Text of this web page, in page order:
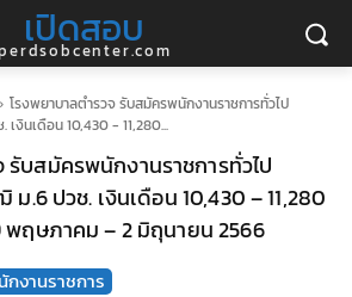
เปิดสอบ
โรงพยาบาลตำรวจ รับสมัครพนักงานราชการทั่วไป
งินเดือน 10,430 - 11,280...
รับสมัครพนักงานราชการทั่วไป
ม.6 ปวช. เงินเดือน 10,430 – 11,280
ฤษภาคม – 2 มิถุนายน 2566
งานราชการ